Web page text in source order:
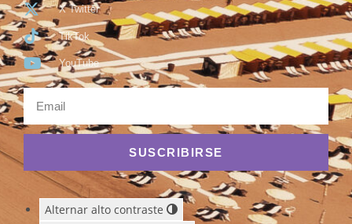
X Twitter
TikTok
YouTube
SUSCRIBIRSE
Alternar alto contraste